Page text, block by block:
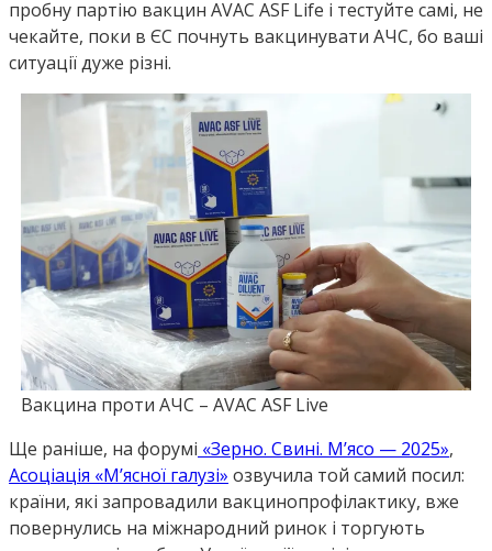
пробну партію вакцин AVAC ASF Life і тестуйте самі, не
чекайте, поки в ЄС почнуть вакцинувати АЧC, бо ваші
ситуації дуже різні.
Вакцина проти АЧС – AVAC ASF Live
Ще раніше, на форумі «Зерно. Свині. М’ясо — 2025»,
Асоціація «М’ясної галузі» озвучила той самий посил:
країни, які запровадили вакцинопрофілактику, вже
повернулись на міжнародний ринок і торгують